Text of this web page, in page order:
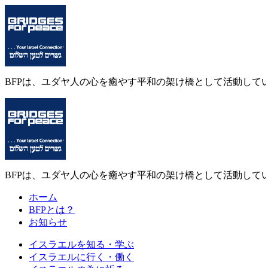
BFPは、ユダヤ人の心を癒やす平和の架け橋として活動して
BFPは、ユダヤ人の心を癒やす平和の架け橋として活動して
ホーム
BFPとは？
お知らせ
イスラエルを知る・学ぶ
イスラエルに行く・働く